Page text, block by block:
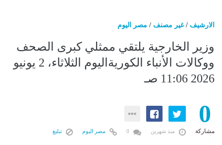
الارشيف /غير مصنف / مصر اليوم
وزير الخارجية يلتقي ممثلي كبرى الصحف
ووكالات الأنباء الكوريةاليوم الثلاثاء، 2 يونيو
2026 11:06 صـ
0
مشاركة منذ شهرين مصر اليوم تبليغ